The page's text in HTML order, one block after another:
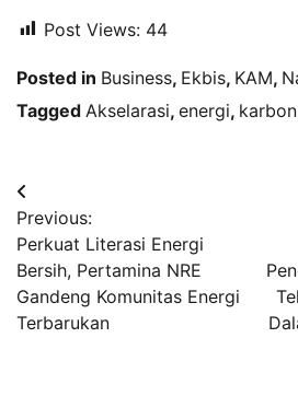
Post Views: 44
Posted in Business, Ekbis, KAM,
Tagged Akselarasi, energi, karbon
Navigasi
pos
Previous:
Perkuat Literasi Energi
Bersih, Pertamina NRE
Gandeng Komunitas Energi
Terbarukan